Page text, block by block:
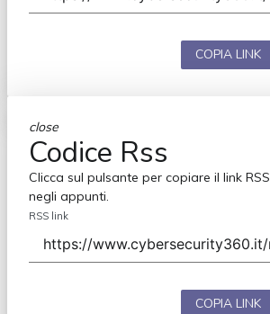
COPIA LINK
close
Codice Rss
Clicca sul pulsante per copiare il link RSS
negli appunti.
RSS link
COPIA LINK